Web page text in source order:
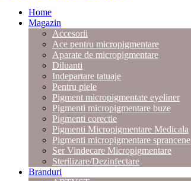
Home
Magazin
Accesorii
Ace pentru micropigmentare
Aparate de micropigmentare
Diluanti
Indepartare tatuaje
Pentru piele
Pigment micropigmentate eyeliner
Pigmenti micropigmentare buze
Pigmenti corectie
Pigmenti Micropigmentare Medicala
Pigmenti micropigmentare sprancene
Ser Vindecare Micropigmentare
Sterilizare/Dezinfectare
Branduri